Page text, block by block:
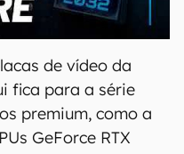
de vídeo da
fica para a série
premium, como a
GeForce RTX